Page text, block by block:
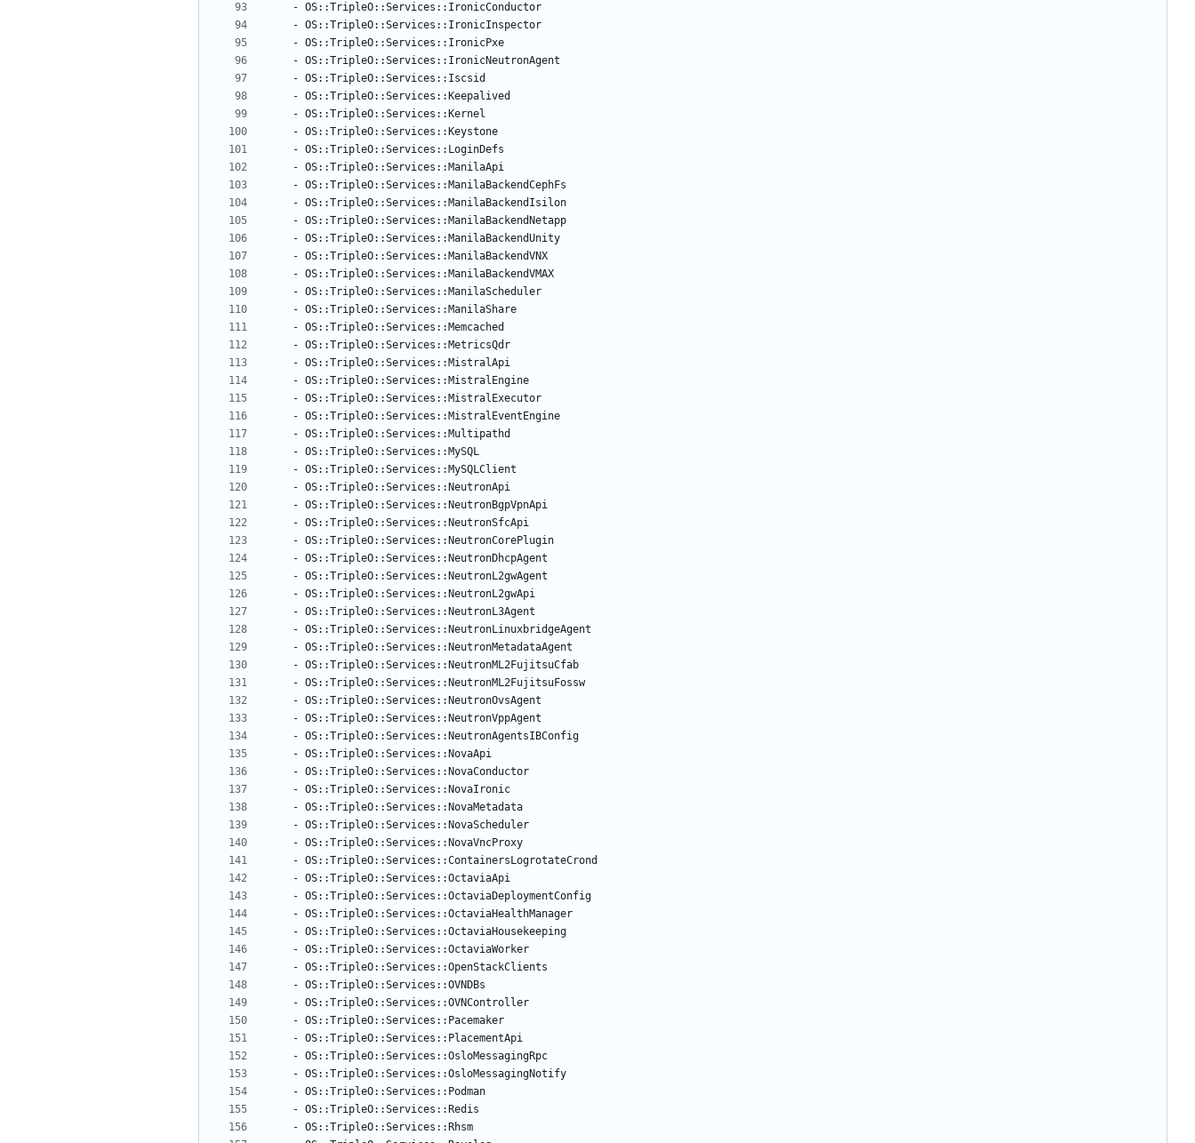
- OS::TripleO::Services::IronicConductor
- OS::TripleO::Services::IronicInspector
- OS::TripleO::Services::IronicPxe
- OS::TripleO::Services::IronicNeutronAgent
- OS::TripleO::Services::Iscsid
- OS::TripleO::Services::Keepalived
- OS::TripleO::Services::Kernel
- OS::TripleO::Services::Keystone
- OS::TripleO::Services::LoginDefs
- OS::TripleO::Services::ManilaApi
- OS::TripleO::Services::ManilaBackendCephFs
- OS::TripleO::Services::ManilaBackendIsilon
- OS::TripleO::Services::ManilaBackendNetapp
- OS::TripleO::Services::ManilaBackendUnity
- OS::TripleO::Services::ManilaBackendVNX
- OS::TripleO::Services::ManilaBackendVMAX
- OS::TripleO::Services::ManilaScheduler
- OS::TripleO::Services::ManilaShare
- OS::TripleO::Services::Memcached
- OS::TripleO::Services::MetricsQdr
- OS::TripleO::Services::MistralApi
- OS::TripleO::Services::MistralEngine
- OS::TripleO::Services::MistralExecutor
- OS::TripleO::Services::MistralEventEngine
- OS::TripleO::Services::Multipathd
- OS::TripleO::Services::MySQL
- OS::TripleO::Services::MySQLClient
- OS::TripleO::Services::NeutronApi
- OS::TripleO::Services::NeutronBgpVpnApi
- OS::TripleO::Services::NeutronSfcApi
- OS::TripleO::Services::NeutronCorePlugin
- OS::TripleO::Services::NeutronDhcpAgent
- OS::TripleO::Services::NeutronL2gwAgent
- OS::TripleO::Services::NeutronL2gwApi
- OS::TripleO::Services::NeutronL3Agent
- OS::TripleO::Services::NeutronLinuxbridgeAgent
- OS::TripleO::Services::NeutronMetadataAgent
- OS::TripleO::Services::NeutronML2FujitsuCfab
- OS::TripleO::Services::NeutronML2FujitsuFossw
- OS::TripleO::Services::NeutronOvsAgent
- OS::TripleO::Services::NeutronVppAgent
- OS::TripleO::Services::NeutronAgentsIBConfig
- OS::TripleO::Services::NovaApi
- OS::TripleO::Services::NovaConductor
- OS::TripleO::Services::NovaIronic
- OS::TripleO::Services::NovaMetadata
- OS::TripleO::Services::NovaScheduler
- OS::TripleO::Services::NovaVncProxy
- OS::TripleO::Services::ContainersLogrotateCrond
- OS::TripleO::Services::OctaviaApi
- OS::TripleO::Services::OctaviaDeploymentConfig
- OS::TripleO::Services::OctaviaHealthManager
- OS::TripleO::Services::OctaviaHousekeeping
- OS::TripleO::Services::OctaviaWorker
- OS::TripleO::Services::OpenStackClients
- OS::TripleO::Services::OVNDBs
- OS::TripleO::Services::OVNController
- OS::TripleO::Services::Pacemaker
- OS::TripleO::Services::PlacementApi
- OS::TripleO::Services::OsloMessagingRpc
- OS::TripleO::Services::OsloMessagingNotify
- OS::TripleO::Services::Podman
- OS::TripleO::Services::Redis
- OS::TripleO::Services::Rhsm